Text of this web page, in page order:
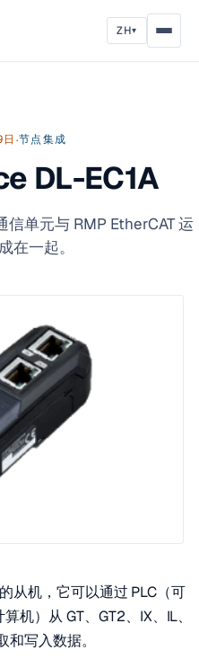
ZH▾
·节点集成
DL-EC1A
信单元与 RMP EtherCAT 运
在一起。
从机，它可以通过 PLC（可
机）从 GT、GT2、IX、IL、
写入数据。